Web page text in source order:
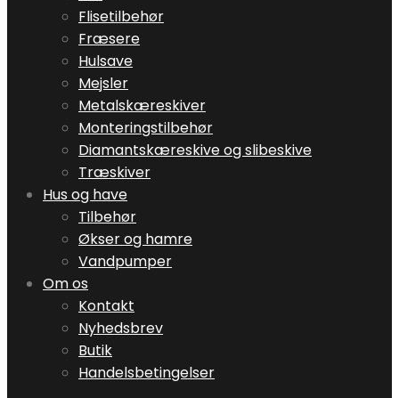
Flisetilbehør
Fræsere
Hulsave
Mejsler
Metalskæreskiver
Monteringstilbehør
Diamantskæreskive og slibeskive
Træskiver
Hus og have
Tilbehør
Økser og hamre
Vandpumper
Om os
Kontakt
Nyhedsbrev
Butik
Handelsbetingelser